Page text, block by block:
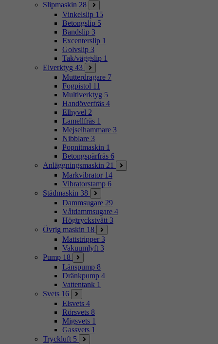
Slipmaskin 28
Vinkelslip 15
Betongslip 5
Bandslip 3
Excenterslip 1
Golvslip 3
Tak/väggslip 1
Elverktyg 43
Mutterdragare 7
Fogpistol 11
Multiverktyg 5
Handöverfräs 4
Elhyvel 2
Lamellfräs 1
Mejselhammare 3
Nibblare 3
Popnitmaskin 1
Betongspårfräs 6
Anläggningsmaskin 21
Markvibrator 14
Vibratorstamp 6
Städmaskin 38
Dammsugare 29
Våtdammsugare 4
Högtryckstvätt 3
Övrig maskin 18
Mattstripper 3
Vakuumlyft 3
Pump 18
Länspump 8
Dränkpump 4
Vattentank 1
Svets 16
Elsvets 4
Rörsvets 8
Migsvets 1
Gassvets 1
Tryckluft 5